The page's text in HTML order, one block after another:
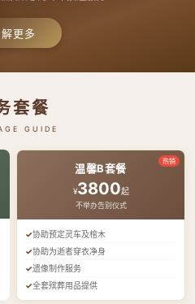
更多
套餐
GUIDE
热销
温馨B套餐
¥3800起
不举办告别仪式
协助预定灵车及棺木
协助为逝者穿衣净身
遗像制作服务
全套殡葬用品提供